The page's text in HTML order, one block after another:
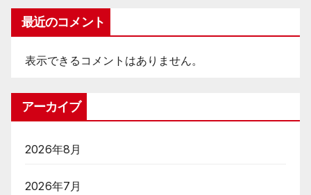
最近のコメント
表示できるコメントはありません。
アーカイブ
2026年8月
2026年7月